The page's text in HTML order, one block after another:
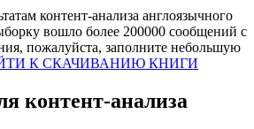
контент-анализа англоязычного
вошло более 200000 сообщений с
пожалуйста, заполните небольшую
К СКАЧИВАНИЮ КНИГИ
контент-анализа